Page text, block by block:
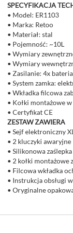
SPECYFIKACJA
• Model: ER1103
• Marka: Retoo
• Materiał: stal
• Pojemność: ~10L
• Wymiary
• Wymiary
• Zasilanie: 4x
• System zamka:
• Wkładka filcowa
• Kołki montażowe
• Certyfikat CE
ZESTAW ZAWIERA
• Sejf elektroniczny
• 2 kluczyki awaryjne
• Silikonowa zaślepka
• 2 kołki montażowe
• Filcowa wkładka
• Instrukcja obsługi
• Oryginalne